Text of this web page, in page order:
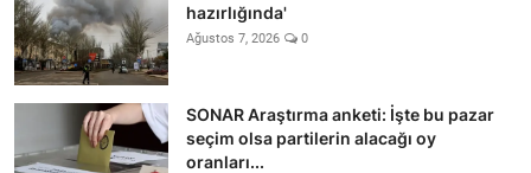
hazırlığında'
Ağustos 7, 2026 0
SONAR Araştırma anketi: İşte bu pazar
seçim olsa partilerin alacağı oy
oranları...